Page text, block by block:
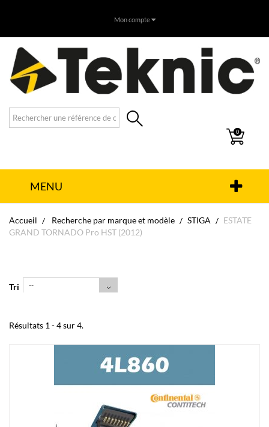
Mon compte
0
MENU
Accueil Recherche par marque et modèle STIGA
ESTATE
GRAND TORNADO Pro HST (2012)
Tri --
Résultats 1 - 4 sur 4.